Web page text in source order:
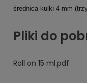
średnica kulki 4 mm
Pliki do
Roll on 15 ml.pdf